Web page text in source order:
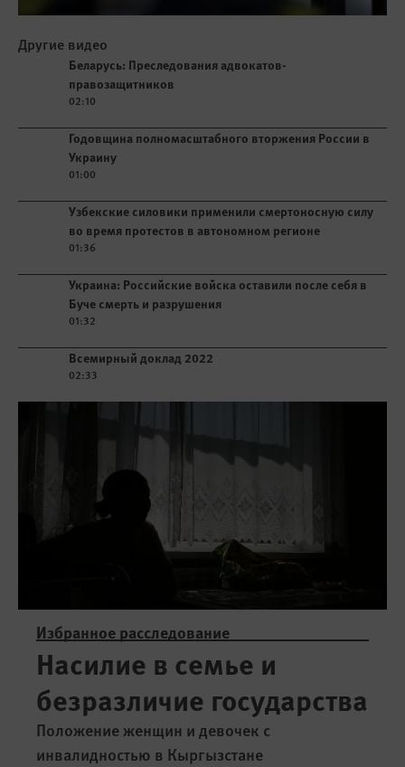
Play
Беларусь: Преследования адвокатов-
правозащитников
Другие видео
Play videoБеларусь: Преследования адвокатов-
правозащитников
02:10
Play videoГодовщина полномасштабного вторжения России в
Украину
01:00
Play videoУзбекские силовики применили смертоносную силу
во время протестов в автономном регионе
01:36
Play videoУкраина: Российские войска оставили после себя в
Буче смерть и разрушения
01:32
Play videoВсемирный доклад 2022
02:33
Избранное расследование
Насилие в семье и
безразличие государства
Положение женщин и девочек с
инвалидностью в Кыргызстане